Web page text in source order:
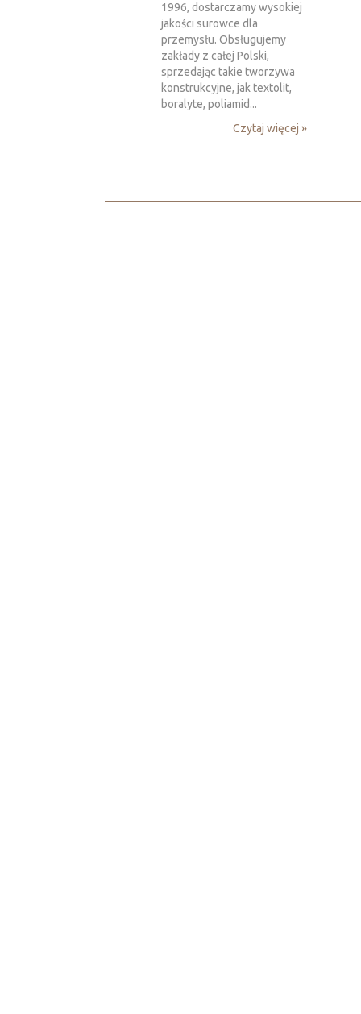
1996, dostarczamy wysokiej
jakości surowce dla
przemysłu. Obsługujemy
zakłady z całej Polski,
sprzedając takie tworzywa
konstrukcyjne, jak textolit,
boralyte, poliamid...
Czytaj więcej »